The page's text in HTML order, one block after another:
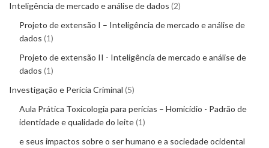
Inteligência de mercado e análise de dados 2
Projeto de extensão I – Inteligência de mercado e análise de
dados 1
Projeto de extensão II - Inteligência de mercado e análise de
dados 1
Investigação e Perícia Criminal 5
Aula Prática Toxicologia para perícias – Homicídio - Padrão de
identidade e qualidade do leite 1
e seus impactos sobre o ser humano e a sociedade ocidental